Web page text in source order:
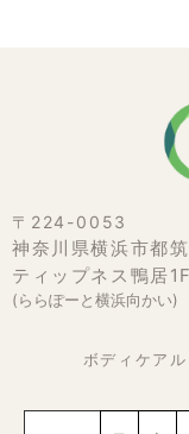
〒224-0053
神奈川県横浜市都
ティップネス鴨居1F
(ららぽーと横浜向かい)
ボディケア